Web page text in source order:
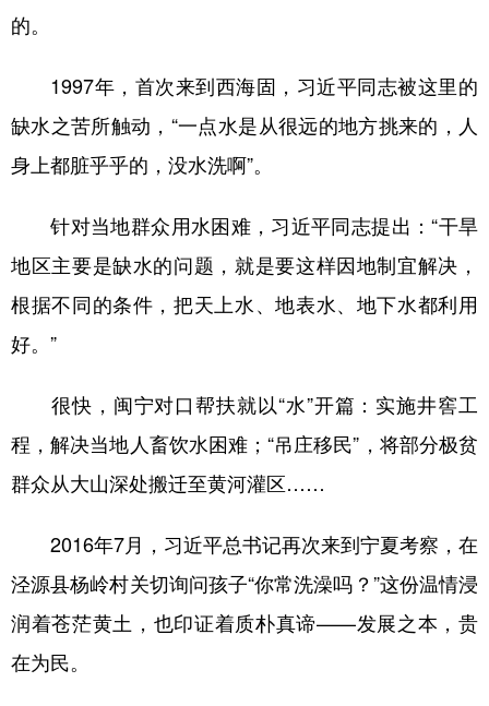
的。
1997年，首次来到西海固，习近平同志被这里的
缺水之苦所触动，“一点水是从很远的地方挑来的，人
身上都脏乎乎的，没水洗啊”。
针对当地群众用水困难，习近平同志提出：“干旱
地区主要是缺水的问题，就是要这样因地制宜解决，
根据不同的条件，把天上水、地表水、地下水都利用
好。”
很快，闽宁对口帮扶就以“水”开篇：实施井窖工
程，解决当地人畜饮水困难；“吊庄移民”，将部分极贫
群众从大山深处搬迁至黄河灌区……
2016年7月，习近平总书记再次来到宁夏考察，在
泾源县杨岭村关切询问孩子“你常洗澡吗？”这份温情浸
润着苍茫黄土，也印证着质朴真谛——发展之本，贵
在为民。